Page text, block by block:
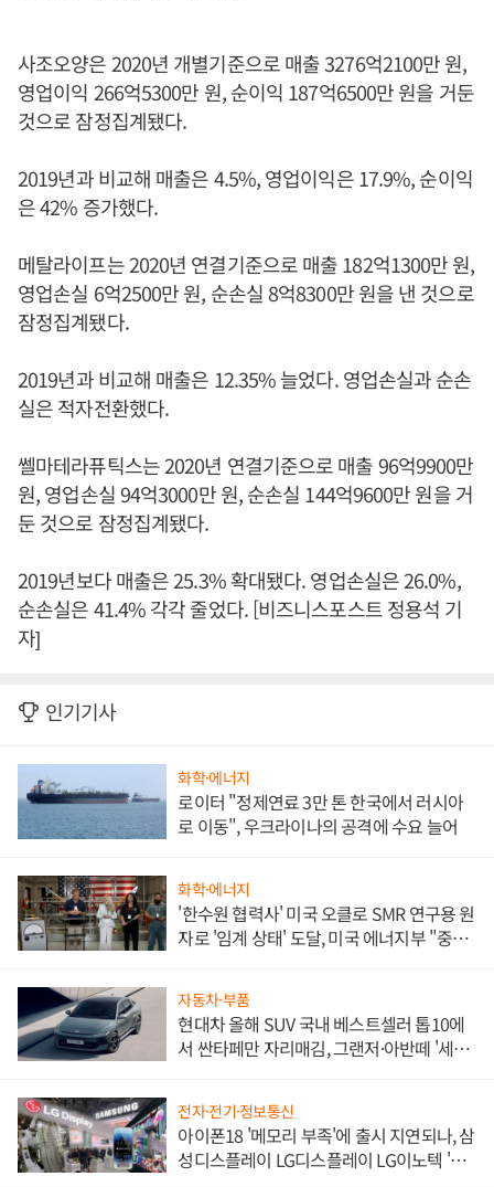
사조오양은 2020년 개별기준으로 매출 3276억2100만 원,
영업이익 266억5300만 원, 순이익 187억6500만 원을 거둔
것으로 잠정집계됐다.
2019년과 비교해 매출은 4.5%, 영업이익은 17.9%, 순이익
은 42% 증가했다.
메탈라이프는 2020년 연결기준으로 매출 182억1300만 원,
영업손실 6억2500만 원, 순손실 8억8300만 원을 낸 것으로
잠정집계됐다.
2019년과 비교해 매출은 12.35% 늘었다. 영업손실과 순손
실은 적자전환했다.
쎌마테라퓨틱스는 2020년 연결기준으로 매출 96억9900만
원, 영업손실 94억3000만 원, 순손실 144억9600만 원을 거
둔 것으로 잠정집계됐다.
2019년보다 매출은 25.3% 확대됐다. 영업손실은 26.0%,
순손실은 41.4% 각각 줄었다. [비즈니스포스트 정용석 기
자]
인기기사
화학·에너지
로이터 "정제연료 3만 톤 한국에서 러시아
로 이동", 우크라이나의 공격에 수요 늘어
화학·에너지
'한수원 협력사' 미국 오클로 SMR 연구용 원
자로 '임계 상태' 도달, 미국 에너지부 "중요
자동차·부품
현대차 올해 SUV 국내 베스트셀러 톱10에
서 싼타페만 자리매김, 그랜저·아반떼 '세단
전자·전기·정보통신
아이폰18 '메모리 부족'에 출시 지연되나, 삼
성디스플레이 LG디스플레이 LG이노텍 '탈